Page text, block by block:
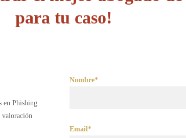
para tu caso!
en Phishing
valoración
Nombre*
Email*